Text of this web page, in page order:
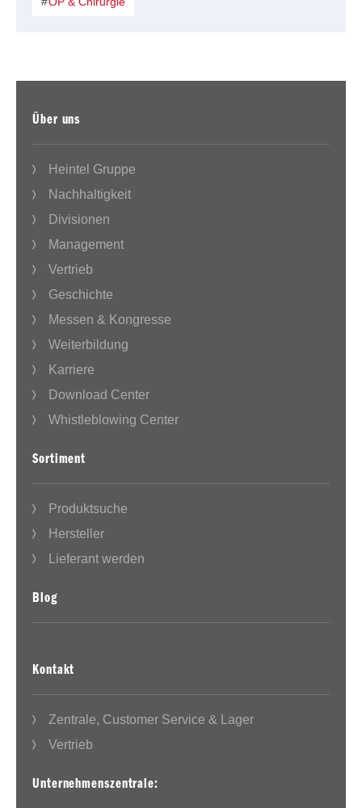
Über uns
Heintel Gruppe
Nachhaltigkeit
Divisionen
Management
Vertrieb
Geschichte
Messen & Kongresse
Weiterbildung
Karriere
Download Center
Whistleblowing Center
Sortiment
Produktsuche
Hersteller
Lieferant werden
Blog
Kontakt
Zentrale, Customer Service & Lager
Vertrieb
Unternehmenszentrale: